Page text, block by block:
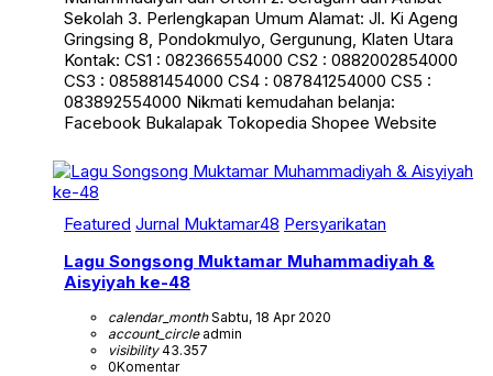
Sekolah 3. Perlengkapan Umum Alamat: Jl. Ki Ageng
Gringsing 8, Pondokmulyo, Gergunung, Klaten Utara
Kontak: CS1 : 082366554000 CS2 : 0882002854000
CS3 : 085881454000 CS4 : 087841254000 CS5 :
083892554000 Nikmati kemudahan belanja:
Facebook Bukalapak Tokopedia Shopee Website
Featured Jurnal Muktamar48 Persyarikatan
Lagu Songsong Muktamar Muhammadiyah &
Aisyiyah ke-48
calendar_monthSabtu, 18 Apr 2020
account_circleadmin
visibility43.357
0Komentar